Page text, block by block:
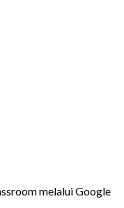
melalui Google